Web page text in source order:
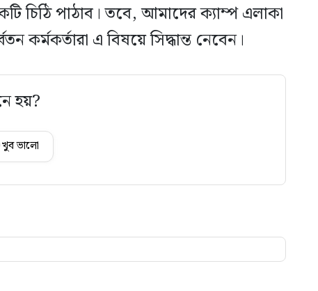
চিঠি পাঠাব। তবে, আমাদের ক্যাম্প এলাকা
এ বিষয়ে সিদ্ধান্ত নেবেন।
হয়?
খুব ভালো